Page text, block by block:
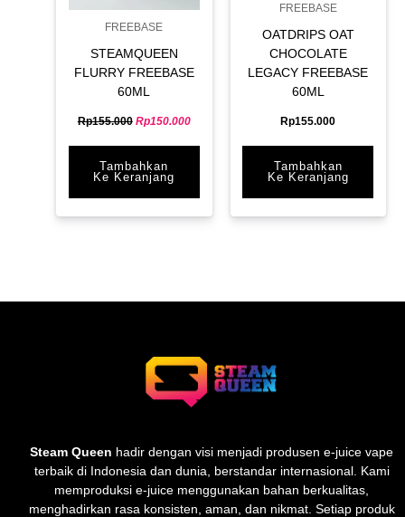
FREEBASE
STEAMQUEEN
FLURRY FREEBASE
60ML
Rp155.000 Rp150.000
Tambahkan
Ke Keranjang
FREEBASE
OATDRIPS OAT
CHOCOLATE
LEGACY FREEBASE
60ML
Rp155.000
Tambahkan
Ke Keranjang
Steam Queen hadir dengan visi menjadi produsen e-juice vape
terbaik di Indonesia dan dunia, berstandar internasional. Kami
memproduksi e-juice menggunakan bahan berkualitas,
menghadirkan rasa konsisten, aman, dan nikmat. Setiap produk